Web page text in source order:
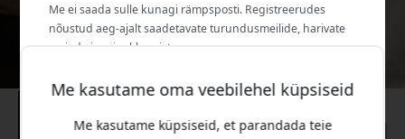
Me kasutame oma veebilehel küpsiseid
Me kasutame küpsiseid, et parandada teie
Me ei saada sulle kunagi rämpsposti. Registreerudes
nõustud aeg-ajalt saadetavate turundusmeilide, harivate
sarjade ja eripakkumistega.
Ei, ma eelistaksin täishinda maksta.